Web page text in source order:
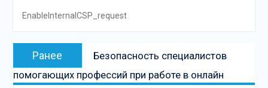
EnableInternalCSP_request
Навигация
записям
Ранее
запись:
Безопасность специалистов
помогающих профессий при работе в онлайн